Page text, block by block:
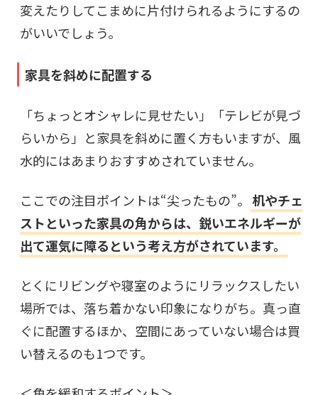
変えたりしてこまめに片付けられるようにするの
がいいでしょう。
家具を斜めに配置する
「ちょっとオシャレに見せたい」「テレビが見づ
らいから」と家具を斜めに置く方もいますが、風
水的にはあまりおすすめされていません。
ここでの注目ポイントは“尖ったもの”。 机やチェ
ストといった家具の角からは、鋭いエネルギーが
出て運気に障るという考え方がされています。
とくにリビングや寝室のようにリラックスしたい
場所では、落ち着かない印象になりがち。真っ直
ぐに配置するほか、空間にあっていない場合は買
い替えるのも1つです。